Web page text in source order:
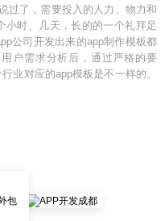
过了，需要投入的人力、物力和
小时、几天，长的的一个礼拜足
公司开发出来的app制作模板都
户需求分析后，通过严格的要
业对应的app模板是不一样的。